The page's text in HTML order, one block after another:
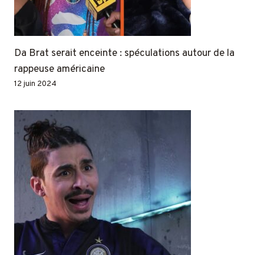
Da Brat serait enceinte : spéculations autour de la
rappeuse américaine
12 juin 2024